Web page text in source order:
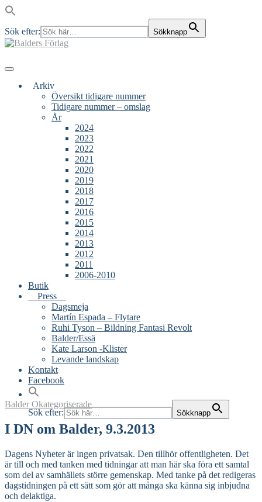
Sök efter: Sökknapp
Skip
Menu
Arkiv
Översikt tidigare nummer
Tidigare nummer – omslag
År
2024
2023
2022
2021
2020
2019
2018
2017
2016
2015
2014
2013
2012
2011
2006-2010
Butik
Press
Dagsmeja
Martín Espada – Flytare
Ruhi Tyson – Bildning Fantasi Revolt
Balder/Essä
Kate Larson -Klister
Levande landskap
Kontakt
Facebook
Sök efter: Sökknapp
Balder Okategoriserade
I DN om Balder, 9.3.2013
Dagens Nyheter är ingen privatsak. Den tillhör offentligheten. Det
är till och med tanken med tidningar att man här ska föra ett samtal
som del av samhällets större gemenskap. Med tanke på det redigeras
dagstidningen på ett sätt som gör att många ska känna sig inbjudna
och delaktiga.